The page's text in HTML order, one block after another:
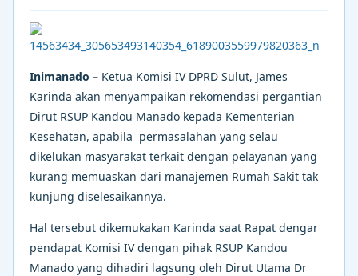
Inimanado – Ketua Komisi IV DPRD Sulut, James
Karinda akan menyampaikan rekomendasi pergantian
Dirut RSUP Kandou Manado kepada Kementerian
Kesehatan, apabila permasalahan yang selau
dikelukan masyarakat terkait dengan pelayanan yang
kurang memuaskan dari manajemen Rumah Sakit tak
kunjung diselesaikannya.
Hal tersebut dikemukakan Karinda saat Rapat dengar
pendapat Komisi IV dengan pihak RSUP Kandou
Manado yang dihadiri lagsung oleh Dirut Utama Dr